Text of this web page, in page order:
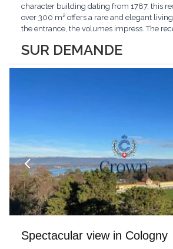
SUR DEMANDE
character building dating from 1787, this
over 300 m² offers a rare and elegant
the entrance, the volumes impress. The
period architecture. High ceilings, finely
moldings, woodwork, old fireplaces,...
Spectacular view in Cologny